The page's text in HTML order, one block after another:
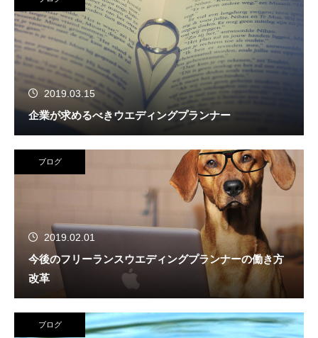
2019.03.15
企業が求めるべきウエディングプランナー
ブログ
2019.02.01
今後のフリーランスウエディングプランナーの働き方
改革
ブログ